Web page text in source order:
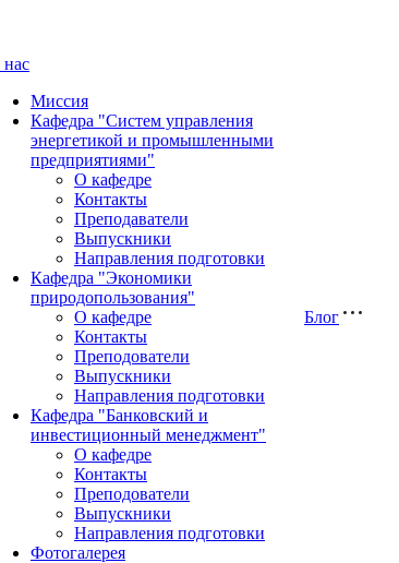
Миссия
Кафедра "Cистем управления
энергетикой и промышленными
предприятиями"
О кафедре
Контакты
Преподаватели
Выпускники
Направления подготовки
Кафедра "Экономики
природопользования"
О кафедре
Контакты
Преподователи
Выпускники
Направления подготовки
Кафедра "Банковский и
инвестиционный менеджмент"
О кафедре
Контакты
Преподователи
Выпускники
Направления подготовки
Фотогалерея
Блог